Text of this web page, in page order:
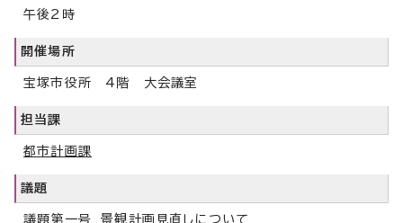
午後2時
開催場所
宝塚市役所 4階 大会議室
担当課
都市計画課
議題
議題第一号 景観計画見直しについて